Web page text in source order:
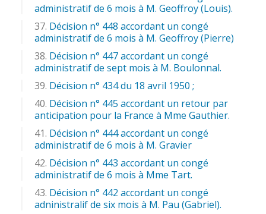
administratif de 6 mois à M. Geoffroy (Louis).
Décision n° 448 accordant un congé
administratif de 6 mois à M. Geoffroy (Pierre)
Décision n° 447 accordant un congé
administratif de sept mois à M. Boulonnal.
Décision n° 434 du 18 avril 1950 ;
Décision n° 445 accordant un retour par
anticipation pour la France à Mme Gauthier.
Décision n° 444 accordant un congé
administratif de 6 mois à M. Gravier
Décision n° 443 accordant un congé
administratif de 6 mois à Mme Tart.
Décision n° 442 accordant un congé
adninistralif de six mois à M. Pau (Gabriel).